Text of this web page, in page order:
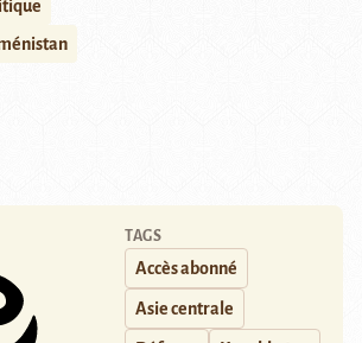
TAGS
Accès abonné
Asie centrale